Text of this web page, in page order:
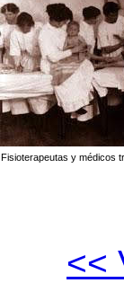
Fisioterapeutas y médicos
<<